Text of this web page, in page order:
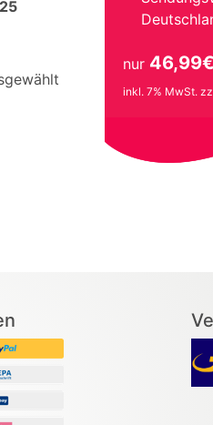
nur 46,99€
inkl. 7% MwSt.